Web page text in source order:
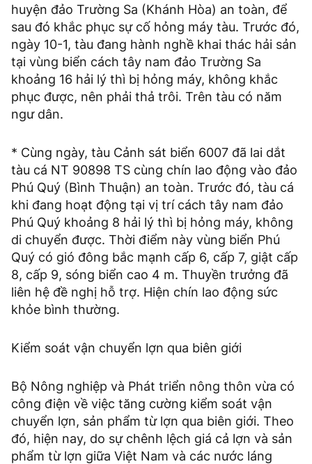
huyện đảo Trường Sa (Khánh Hòa) an toàn, để
sau đó khắc phục sự cố hỏng máy tàu. Trước đó,
ngày 10-1, tàu đang hành nghề khai thác hải sản
tại vùng biển cách tây nam đảo Trường Sa
khoảng 16 hải lý thì bị hỏng máy, không khắc
phục được, nên phải thả trôi. Trên tàu có năm
ngư dân.
* Cùng ngày, tàu Cảnh sát biển 6007 đã lai dắt
tàu cá NT 90898 TS cùng chín lao động vào đảo
Phú Quý (Bình Thuận) an toàn. Trước đó, tàu cá
khi đang hoạt động tại vị trí cách tây nam đảo
Phú Quý khoảng 8 hải lý thì bị hỏng máy, không
di chuyển được. Thời điểm này vùng biển Phú
Quý có gió đông bắc mạnh cấp 6, cấp 7, giật cấp
8, cấp 9, sóng biển cao 4 m. Thuyền trưởng đã
liên hệ đề nghị hỗ trợ. Hiện chín lao động sức
khỏe bình thường.
Kiểm soát vận chuyển lợn qua biên giới
Bộ Nông nghiệp và Phát triển nông thôn vừa có
công điện về việc tăng cường kiểm soát vận
chuyển lợn, sản phẩm từ lợn qua biên giới. Theo
đó, hiện nay, do sự chênh lệch giá cả lợn và sản
phẩm từ lợn giữa Việt Nam và các nước láng